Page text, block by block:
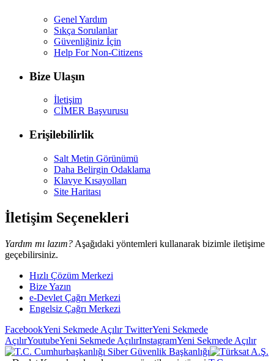
Genel Yardım
Sıkça Sorulanlar
Güvenliğiniz İçin
Help For Non-Citizens
Bize Ulaşın
İletişim
CİMER Başvurusu
Erişilebilirlik
Salt Metin Görünümü
Daha Belirgin Odaklama
Klavye Kısayolları
Site Haritası
İletişim Seçenekleri
Yardım mı lazım? Aşağıdaki yöntemleri kullanarak bizimle iletişime
geçebilirsiniz.
Hızlı Çözüm Merkezi
Bize Yazın
e-Devlet Çağrı Merkezi
Engelsiz Çağrı Merkezi
FacebookYeni Sekmede AçılırTwitterYeni Sekmede
AçılırYoutubeYeni Sekmede AçılırInstagramYeni Sekmede Açılır